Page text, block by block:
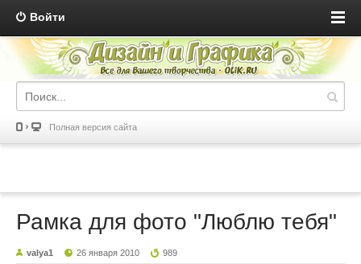
Войти
Полная версия сайта
Рамка для фото "Люблю тебя"
valya1 26 января 2010 989